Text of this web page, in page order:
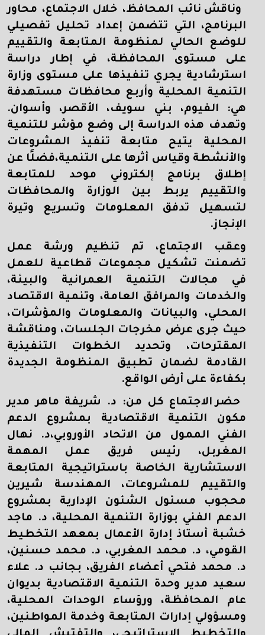
وناقش نائب المحافظ، خلال الاجتماع، محاور
البرنامج، التي تتضمن إعداد تحليل تفصيلي
للوضع الحالي لمنظومة المتابعة والتقييم
على مستوى المحافظة، في إطار دراسة
استرشادية يجري تنفيذها على مستوى وزارة
التنمية المحلية وأربع محافظات مستهدفة
هي: الفيوم، بني سويف، الأقصر، وأسوان.
وتهدف هذه الدراسة إلى وضع مؤشر للتنمية
المحلية يتيح متابعة تنفيذ المشروعات
والأنشطة وقياس أثرها على التنمية،فضلًا عن
إطلاق برنامج إلكتروني موحد للمتابعة
والتقييم يربط بين الوزارة والمحافظات
لتسهيل تدفق المعلومات وتسريع وتيرة
الإنجاز.
وعقب الاجتماع، تم تنظيم ورشة عمل
تضمنت تشكيل مجموعات قطاعية للعمل
في مجالات التنمية العمرانية والبيئة،
والخدمات والمرافق العامة، وتنمية الاقتصاد
المحلي، والبيانات والمعلومات والمؤشرات،
حيث جرى عرض مخرجات الجلسات، ومناقشة
المقترحات، وتحديد الخطوات التنفيذية
القادمة لضمان تطبيق المنظومة الجديدة
بكفاءة على أرض الواقع.
حضر الاجتماع كل من: د. شريفة ماهر مدير
مكون التنمية الاقتصادية بمشروع الدعم
الفني الممول من الاتحاد الأوروبي،د. نهال
المغربل، رئيس فريق عمل المهمة
الاستشارية الخاصة باستراتيجية المتابعة
والتقييم للمشروعات، المهندسة شيرين
محجوب مسئول الشئون الإدارية بمشروع
الدعم الفني بوزارة التنمية المحلية، د. ماجد
خشبة أستاذ إدارة الأعمال بمعهد التخطيط
القومي، د. محمد المغربي، د. محمد حسنين،
د. محمد فتحي أعضاء الفريق، بجانب د. علاء
سعيد مدير وحدة التنمية الاقتصادية بديوان
عام المحافظة، ورؤساء الوحدات المحلية،
ومسؤولي إدارات المتابعة وخدمة المواطنين،